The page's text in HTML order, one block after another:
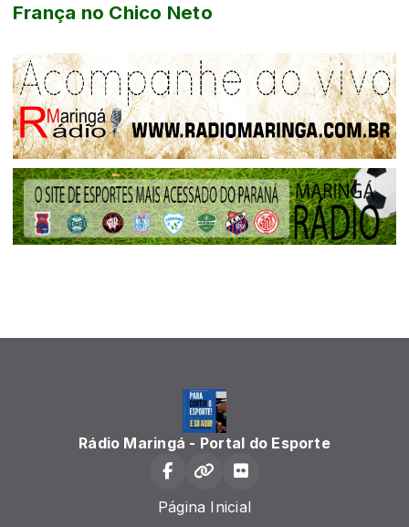
França no Chico Neto
Rádio Maringá - Portal do Esporte
Página Inicial